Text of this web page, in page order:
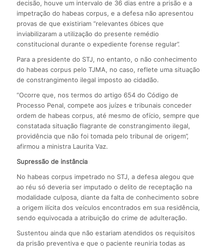
decisão, houve um intervalo de 36 dias entre a prisão e a
impetração do habeas corpus, e a defesa não apresentou
provas de que existiriam “relevantes óbices que
inviabilizaram a utilização do presente remédio
constitucional durante o expediente forense regular”.
Para a presidente do STJ, no entanto, o não conhecimento
do habeas corpus pelo TJMA, no caso, reflete uma situação
de constrangimento ilegal imposto ao cidadão.
“Ocorre que, nos termos do artigo 654 do Código de
Processo Penal, compete aos juízes e tribunais conceder
ordem de habeas corpus, até mesmo de ofício, sempre que
constatada situação flagrante de constrangimento ilegal,
providência que não foi tomada pelo tribunal de origem”,
afirmou a ministra Laurita Vaz.
Supressão de instância
No habeas corpus impetrado no STJ, a defesa alegou que
ao réu só deveria ser imputado o delito de receptação na
modalidade culposa, diante da falta de conhecimento sobre
a origem ilícita dos veículos encontrados em sua residência,
sendo equivocada a atribuição do crime de adulteração.
Sustentou ainda que não estariam atendidos os requisitos
da prisão preventiva e que o paciente reuniria todas as